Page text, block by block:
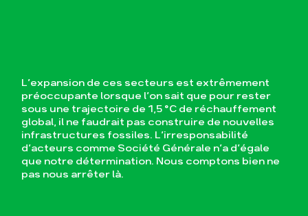
L’expansion de ces secteurs est extrêmement
préoccupante lorsque l’on sait que pour rester
sous une trajectoire de 1,5 °C de réchauffement
global, il ne faudrait pas construire de nouvelles
infrastructures fossiles. L’irresponsabilité
d’acteurs comme Société Générale n’a d’égale
que notre détermination. Nous comptons bien ne
pas nous arrêter là.